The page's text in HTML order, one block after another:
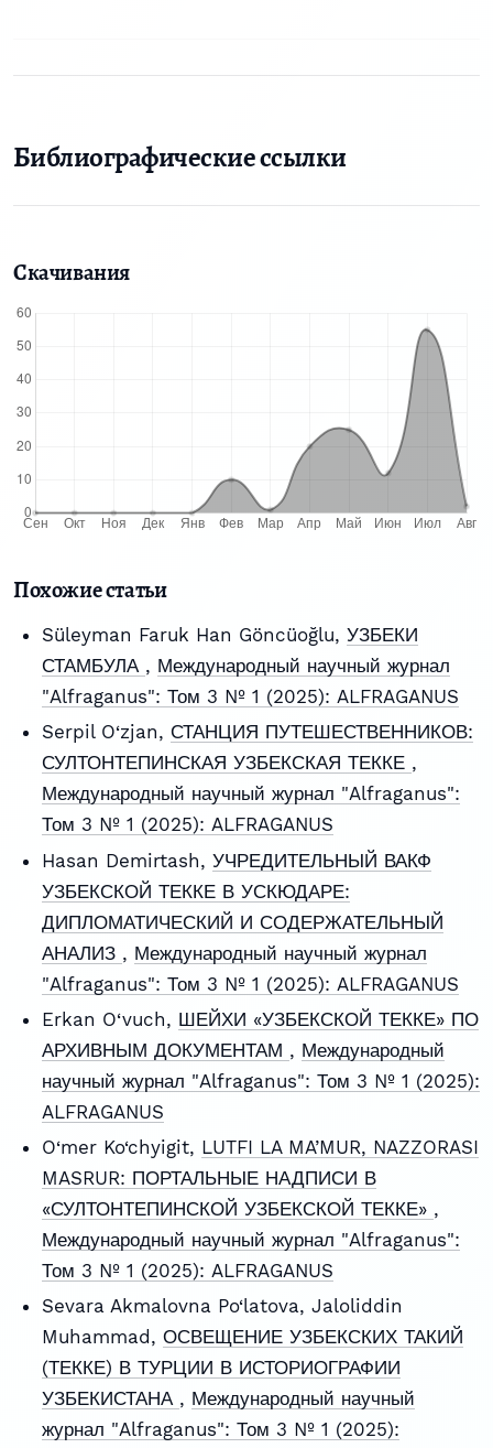
Библиографические ссылки
Скачивания
Похожие статьи
Süleyman Faruk Han Göncüoğlu, УЗБЕКИ
СТАМБУЛА , Международный научный журнал
"Alfraganus": Том 3 № 1 (2025): ALFRAGANUS
Serpil O‘zjan, СТАНЦИЯ ПУТЕШЕСТВЕННИКОВ:
СУЛТОНТЕПИНСКАЯ УЗБЕКСКАЯ ТЕККЕ ,
Международный научный журнал "Alfraganus":
Том 3 № 1 (2025): ALFRAGANUS
Hasan Demirtash, УЧРЕДИТЕЛЬНЫЙ ВАКФ
УЗБЕКСКОЙ ТЕККЕ В УСКЮДАРЕ:
ДИПЛОМАТИЧЕСКИЙ И СОДЕРЖАТЕЛЬНЫЙ
АНАЛИЗ , Международный научный журнал
"Alfraganus": Том 3 № 1 (2025): ALFRAGANUS
Erkan O‘vuch, ШЕЙХИ «УЗБЕКСКОЙ ТЕККЕ» ПО
АРХИВНЫМ ДОКУМЕНТАМ , Международный
научный журнал "Alfraganus": Том 3 № 1 (2025):
ALFRAGANUS
O‘mer Ko‘chyigit, LUTFI LA MA’MUR, NAZZORASI
MASRUR: ПОРТАЛЬНЫЕ НАДПИСИ В
«СУЛТОНТЕПИНСКОЙ УЗБЕКСКОЙ ТЕККЕ» ,
Международный научный журнал "Alfraganus":
Том 3 № 1 (2025): ALFRAGANUS
Sevara Akmalovna Po‘latova, Jaloliddin
Muhammad, ОСВЕЩЕНИЕ УЗБЕКСКИХ ТАКИЙ
(ТЕККЕ) В ТУРЦИИ В ИСТОРИОГРАФИИ
УЗБЕКИСТАНА , Международный научный
журнал "Alfraganus": Том 3 № 1 (2025):